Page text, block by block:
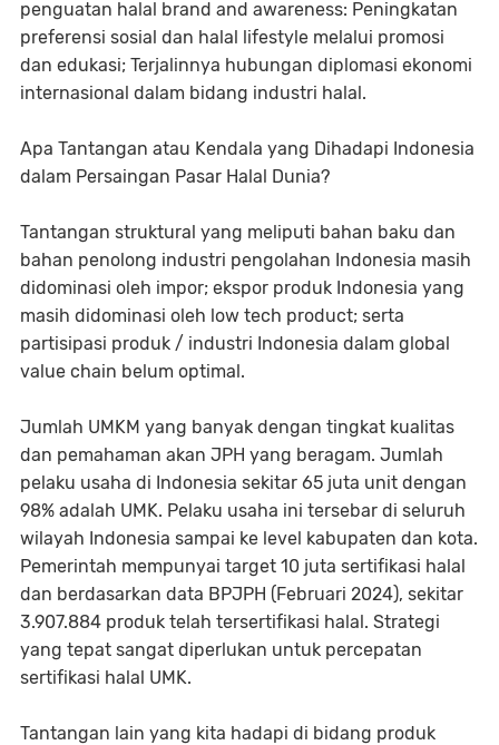
penguatan halal brand and awareness: Peningkatan
preferensi sosial dan halal lifestyle melalui promosi
dan edukasi; Terjalinnya hubungan diplomasi ekonomi
internasional dalam bidang industri halal.
Apa Tantangan atau Kendala yang Dihadapi Indonesia
dalam Persaingan Pasar Halal Dunia?
Tantangan struktural yang meliputi bahan baku dan
bahan penolong industri pengolahan Indonesia masih
didominasi oleh impor; ekspor produk Indonesia yang
masih didominasi oleh low tech product; serta
partisipasi produk / industri Indonesia dalam global
value chain belum optimal.
Jumlah UMKM yang banyak dengan tingkat kualitas
dan pemahaman akan JPH yang beragam. Jumlah
pelaku usaha di Indonesia sekitar 65 juta unit dengan
98% adalah UMK. Pelaku usaha ini tersebar di seluruh
wilayah Indonesia sampai ke level kabupaten dan kota.
Pemerintah mempunyai target 10 juta sertifikasi halal
dan berdasarkan data BPJPH (Februari 2024), sekitar
3.907.884 produk telah tersertifikasi halal. Strategi
yang tepat sangat diperlukan untuk percepatan
sertifikasi halal UMK.
Tantangan lain yang kita hadapi di bidang produk